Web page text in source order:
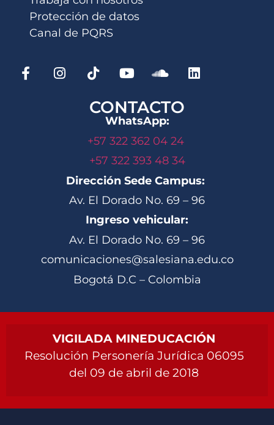
Protección de datos
Canal de PQRS
CONTACTO
WhatsApp:
+57 322 362 04 24
+57 322 393 48 34
Dirección Sede Campus:
Av. El Dorado No. 69 – 96
Ingreso vehicular:
Av. El Dorado No. 69 – 96
comunicaciones@salesiana.edu.co
Bogotá D.C – Colombia
VIGILADA MINEDUCACIÓN
Resolución Personería Jurídica 06095
del 09 de abril de 2018